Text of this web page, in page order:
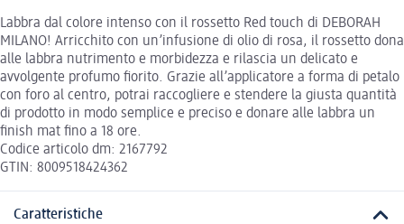
Labbra dal colore intenso con il rossetto Red touch di DEBORAH
MILANO! Arricchito con un’infusione di olio di rosa, il rossetto dona
alle labbra nutrimento e morbidezza e rilascia un delicato e
avvolgente profumo fiorito. Grazie all’applicatore a forma di petalo
con foro al centro, potrai raccogliere e stendere la giusta quantità
di prodotto in modo semplice e preciso e donare alle labbra un
finish mat fino a 18 ore.
Codice articolo dm: 2167792
GTIN: 8009518424362
Caratteristiche